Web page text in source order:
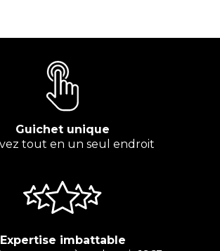
Guichet unique
tout en un seul endroit
Expertise imbattable